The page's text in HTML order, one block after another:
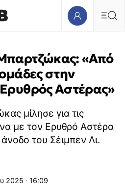
«Από
στην
Αστέρας»
μίλησε για τις
με τον Ερυθρό Αστέρα
του Σέιμπεν Λι.
2025 · 16:09